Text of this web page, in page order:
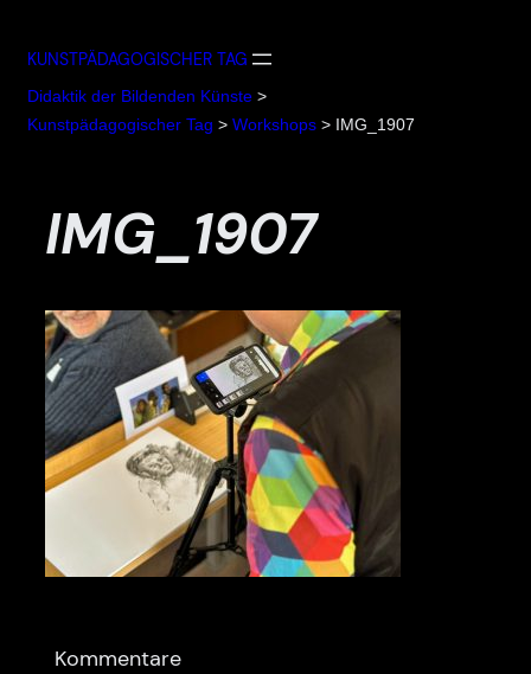
Inhalt
KUNSTPÄDAGOGISCHER TAG
Didaktik der Bildenden Künste >
Kunstpädagogischer Tag > Workshops > IMG_1907
IMG_1907
Kommentare